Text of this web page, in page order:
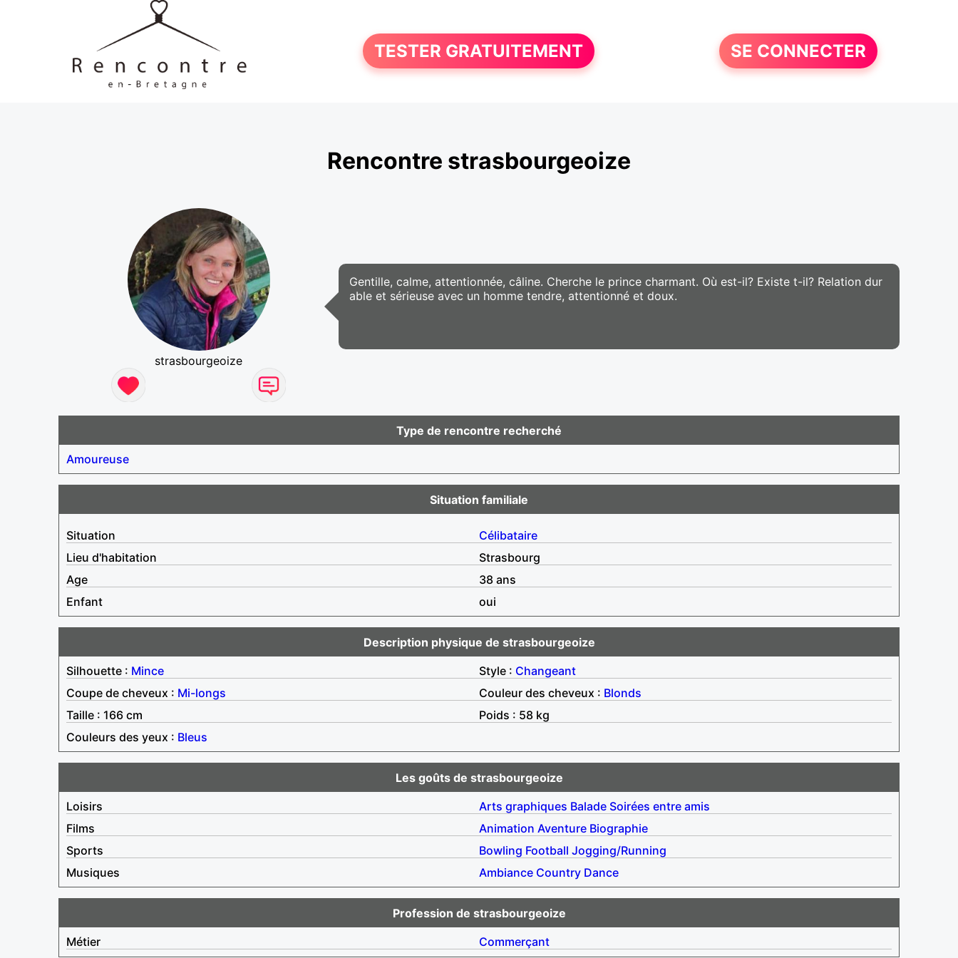
TESTER GRATUITEMENT SE CONNECTER
Rencontre strasbourgeoize
strasbourgeoize
Gentille, calme, attentionnée, câline. Cherche le prince charmant. Où est-il? Existe t-il? Relation dur
able et sérieuse avec un homme tendre, attentionné et doux.
Type de rencontre recherché
Amoureuse
Situation familiale
Situation
Célibataire
Lieu d'habitation
Strasbourg
Age
38 ans
Enfant
oui
Description physique de strasbourgeoize
Silhouette : Mince Style : Changeant
Coupe de cheveux : Mi-longs Couleur des cheveux : Blonds
Taille : 166 cm
Poids : 58 kg
Couleurs des yeux : Bleus
Les goûts de strasbourgeoize
Loisirs
Arts graphiques Balade Soirées entre amis
Films
Animation Aventure Biographie
Sports
Bowling Football Jogging/Running
Musiques
Ambiance Country Dance
Profession de strasbourgeoize
Métier
Commerçant